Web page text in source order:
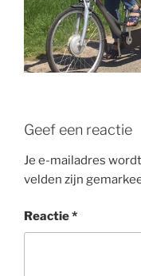
Geef een reactie
Je e-mailadres
velden zijn
Reactie*